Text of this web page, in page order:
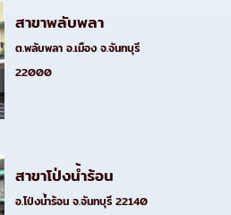
สาขาพลับพลา
ต.พลับพลา อ.เมือง จ.จันทบุรี
22000
สาขาโป่งน้ำร้อน
อ.โป่งน้ำร้อน จ.จันทบุรี 22140